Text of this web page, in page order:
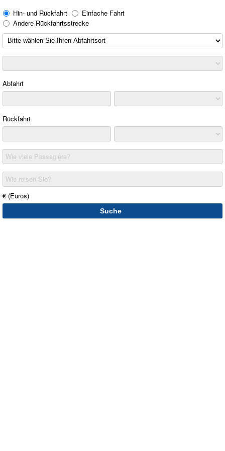
Hin- und Rückfahrt
Einfache Fahrt
Andere Rückfahrtsstrecke
Abfahrt
Rückfahrt
Wie viele Passagiere?
Wie reisen Sie?
€ (Euros)
Suche